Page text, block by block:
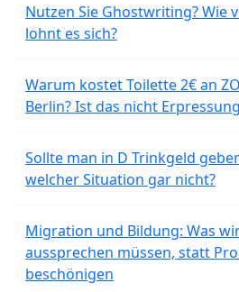
Nutzen Sie Ghostwriting? Wie
lohnt es sich?
Warum kostet Toilette 2€ an
Berlin? Ist das nicht
Sollte man in D Trinkgeld
welcher Situation gar nicht?
Migration und Bildung: Was
aussprechen müssen, statt
beschönigen